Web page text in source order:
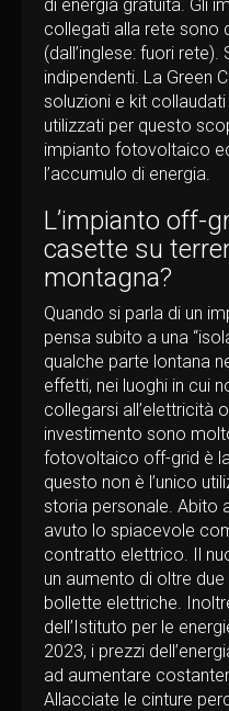
di energia gratuita. Gli
collegati alla rete sono
(dall’inglese: fuori
indipendenti. La Green
soluzioni e kit
utilizzati per questo
impianto fotovoltaico
l’accumulo di energia.
L’impianto off-
casette su
montagna?
Quando si parla di un
pensa subito a una
qualche parte lontana
effetti, nei luoghi in cui
collegarsi all’elettricità
investimento sono
fotovoltaico off-grid è
questo non è l’unico
storia personale. Abito
avuto lo spiacevole
contratto elettrico. Il
un aumento di oltre
bollette elettriche.
dell’Istituto per le
2023, i prezzi
ad aumentare
Allacciate le cinture